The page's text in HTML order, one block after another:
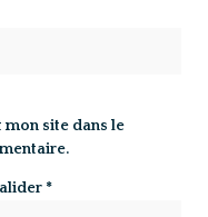
site dans le
*